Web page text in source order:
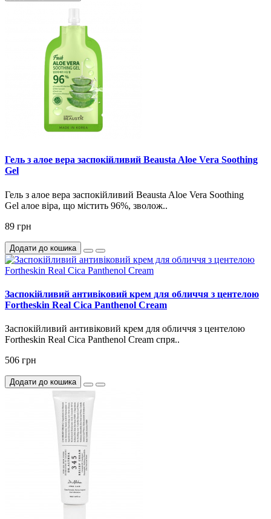
Гель з алое вера заспокійливий Beausta Aloe Vera Soothing
Gel
Гель з алое вера заспокійливий Beausta Aloe Vera Soothing
Gel алое віра, що містить 96%, зволож..
89 грн
Додати до кошика
Заспокійливий антивіковий крем для обличчя з центелою
Fortheskin Real Cica Panthenol Cream
Заспокійливий антивіковий крем для обличчя з центелою
Fortheskin Real Cica Panthenol Cream спря..
506 грн
Додати до кошика